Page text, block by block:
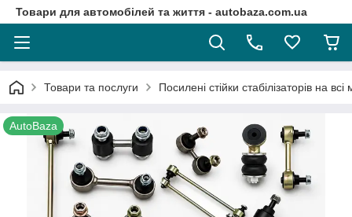
Товари для автомобілей та життя - autobaza.com.ua
Товари та послуги Посилені стійки стабілізаторів на
AutoBaza